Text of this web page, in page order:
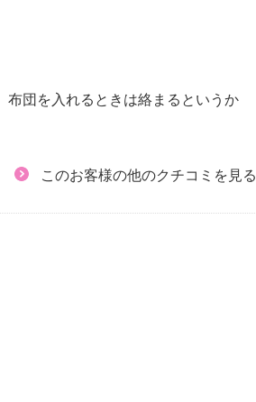
布団を入れるときは絡まるというか
このお客様の他のクチコミを見る